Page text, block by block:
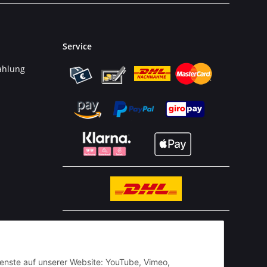
auf unserer Website: YouTube, Vimeo,
Service